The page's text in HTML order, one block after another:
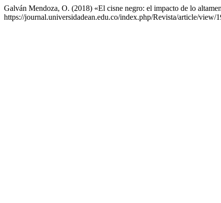
Galván Mendoza, O. (2018) «El cisne negro: el impacto de lo
https://journal.universidadean.edu.co/index.php/Revista/article/view/